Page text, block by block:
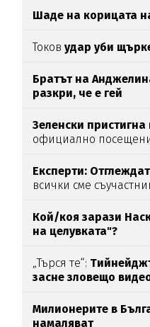
Шаде на корицата
Токовудар уби
Братът на
разкри, че е гей
Зеленски пристигна
официално
Експерти:
всички сме
Кой/коя зарази
на целувката"?
„Търся те“:
засне зловещо
Милионерите в
намаляват